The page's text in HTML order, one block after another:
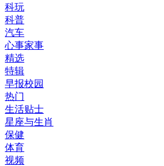
科玩
科普
汽车
心事家事
精选
特辑
早报校园
热门
生活贴士
星座与生肖
保健
体育
视频